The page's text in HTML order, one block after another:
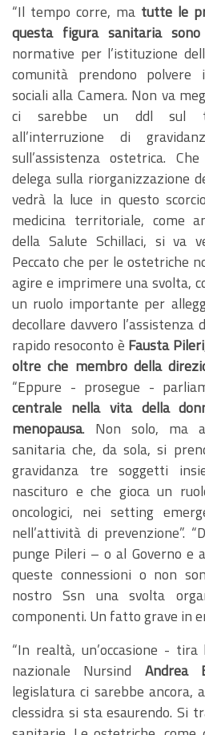
“Il tempo corre, ma tutte le
questa figura sanitaria
normative per l’istituzione
comunità prendono polvere
sociali alla Camera. Non va
ci sarebbe un ddl sul
all’interruzione di
sull’assistenza ostetrica.
delega sulla riorganizzazione
vedrà la luce in questo
medicina territoriale, come
della Salute Schillaci, si va
Peccato che per le ostetriche
agire e imprimere una svolta,
un ruolo importante per
decollare davvero l’assistenza
rapido resoconto è Fausta
oltre che membro della
“Eppure - prosegue -
centrale nella vita della
menopausa. Non solo, ma
sanitaria che, da sola, si
gravidanza tre soggetti
nascituro e che gioca un
oncologici, nei setting
nell’attività di prevenzione”.
punge Pileri – o al Governo e
queste connessioni o non
nostro Ssn una svolta
componenti. Un fatto grave in
“In realtà, un’occasione -
nazionale Nursind Andrea
legislatura ci sarebbe ancora,
clessidra si sta esaurendo. Si